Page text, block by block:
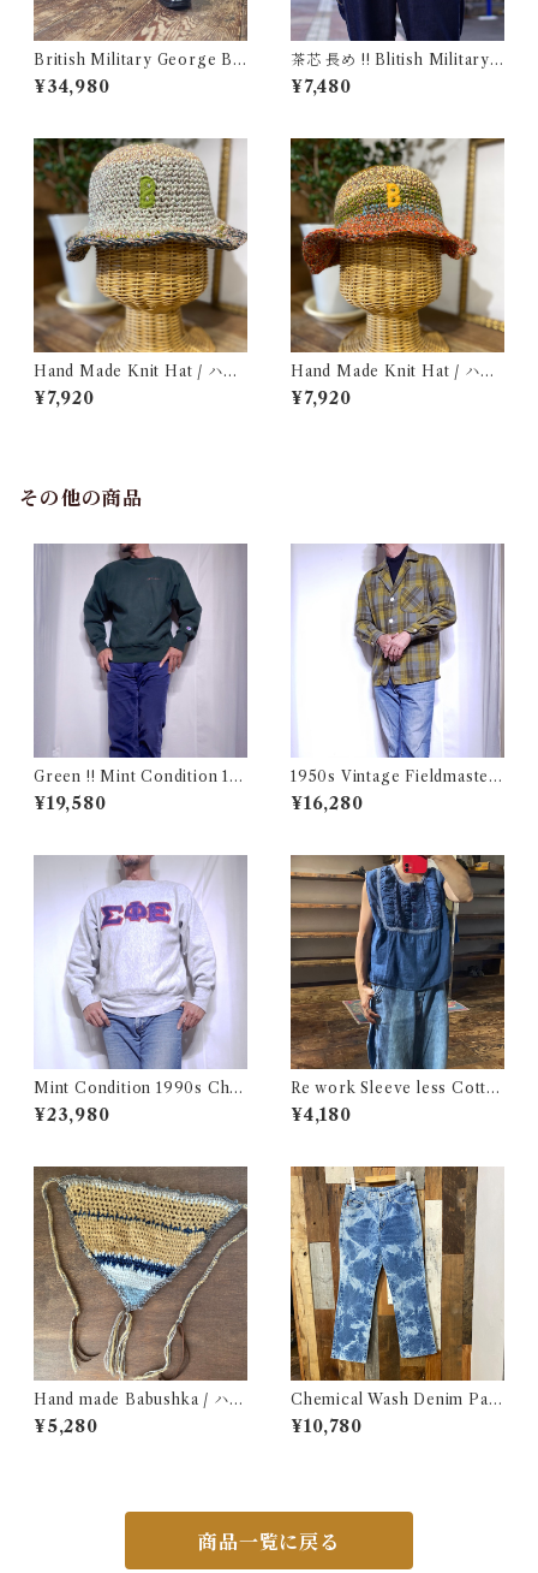
British Military George Bo
ots 10M / Made in England
/ イギリス軍 ジョージブーツ
¥34,980
茶芯 長め !! Blitish Military
UK Leather Belt Black / イ
ギリス軍 レザー ベルト 96〜1
¥7,480
Hand Made Knit Hat / ハン
ドメイド ニット ハット
¥7,920
Hand Made Knit Hat / ハン
ド メイド ニット ハット
¥7,920
その他の商品
Green !! Mint Condition 19
90s Champion Reverse We
ave Size L / チャンピオン リ
ーン USA 古着
¥19,580
1950s Vintage Fieldmaster
Wool Topstar Style Jacket /
USA ヴィンテージ トップスタ
¥16,280
Mint Condition 1990s Cha
mpion Reverse Weave Size
L / チャンピオン リバースウ
¥23,980
Re work Sleeve less Cotto
n Shirt / リワーク スリーブレ
ス コットン シャツ 古着
¥4,180
Hand made Babushka / ハン
ドメイド バブーシュカ
¥5,280
Chemical Wash Denim Pant
s / ケミカル デニム パンツ 古
着
¥10,780
商品一覧に戻る